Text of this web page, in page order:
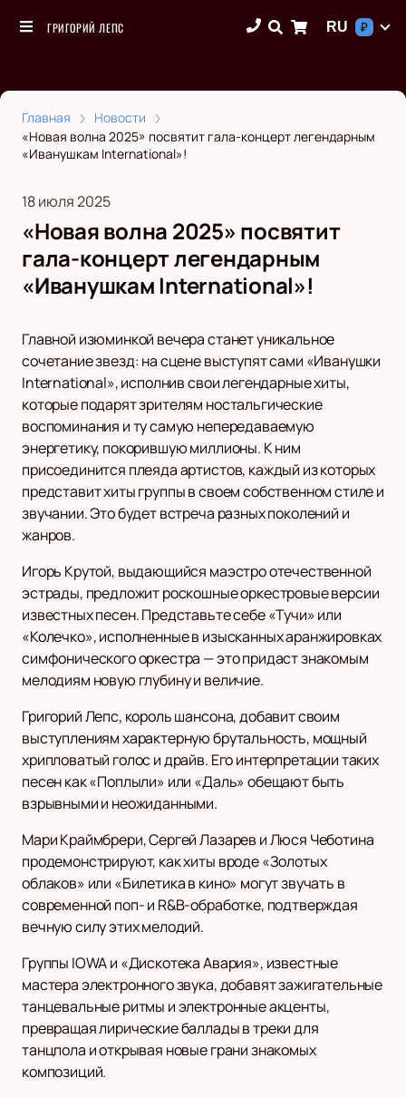
ГРИГОРИЙ ЛЕПС RU ₽
Главная
Новости
«Новая волна 2025» посвятит гала-концерт легендарным
«Иванушкам International»!
18 июля 2025
«Новая волна 2025» посвятит
гала-концерт легендарным
«Иванушкам International»!
Главной изюминкой вечера станет уникальное
сочетание звезд: на сцене выступят сами «Иванушки
International», исполнив свои легендарные хиты,
которые подарят зрителям ностальгические
воспоминания и ту самую непередаваемую
энергетику, покорившую миллионы. К ним
присоединится плеяда артистов, каждый из которых
представит хиты группы в своем собственном стиле и
звучании. Это будет встреча разных поколений и
жанров.
Игорь Крутой, выдающийся маэстро отечественной
эстрады, предложит роскошные оркестровые версии
известных песен. Представьте себе «Тучи» или
«Колечко», исполненные в изысканных аранжировках
симфонического оркестра — это придаст знакомым
мелодиям новую глубину и величие.
Григорий Лепс, король шансона, добавит своим
выступлениям характерную брутальность, мощный
хрипловатый голос и драйв. Его интерпретации таких
песен как «Поплыли» или «Даль» обещают быть
взрывными и неожиданными.
Мари Краймбрери, Сергей Лазарев и Люся Чеботина
продемонстрируют, как хиты вроде «Золотых
облаков» или «Билетика в кино» могут звучать в
современной поп- и R&B-обработке, подтверждая
вечную силу этих мелодий.
Группы IOWA и «Дискотека Авария», известные
мастера электронного звука, добавят зажигательные
танцевальные ритмы и электронные акценты,
превращая лирические баллады в треки для
танцпола и открывая новые грани знакомых
композиций.